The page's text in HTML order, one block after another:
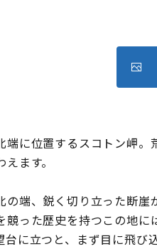
端に位置するスコトン岬
ます。
の端、鋭く切り立った断崖
競った歴史を持つこの地
台に立つと、まず目に飛